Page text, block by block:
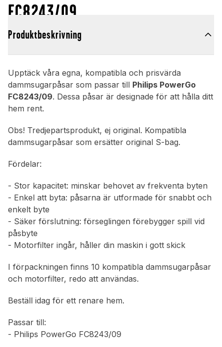
FC8243/09
Produktbeskrivning
Upptäck våra egna, kompatibla och prisvärda
dammsugarpåsar som passar till Philips PowerGo
FC8243/09. Dessa påsar är designade för att hålla ditt
hem rent.
Obs! Tredjepartsprodukt, ej original. Kompatibla
dammsugarpåsar som ersätter original S-bag.
Fördelar:
- Stor kapacitet: minskar behovet av frekventa byten
- Enkel att byta: påsarna är utformade för snabbt och
enkelt byte
- Säker förslutning: förseglingen förebygger spill vid
påsbyte
- Motorfilter ingår, håller din maskin i gott skick
I förpackningen finns 10 kompatibla dammsugarpåsar
och motorfilter, redo att användas.
Beställ idag för ett renare hem.
Passar till:
- Philips PowerGo FC8243/09